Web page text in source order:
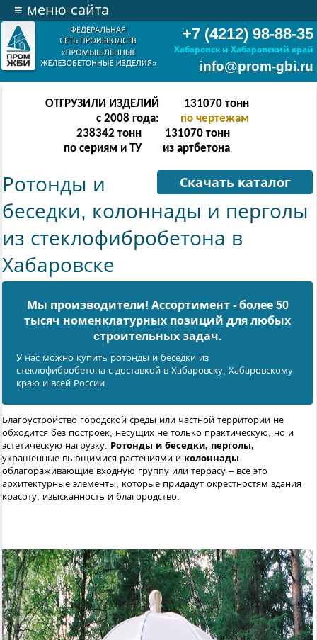
+7 (4212) 98-88-35
Хабаровск и Хабаровский край
info@prom-gbi.ru
≡ меню сайта
ОТГРУЗИЛИ ИЗДЕЛИЙ
с 2008 года:
262142тонн
по чертежам
238342 тонн
по сериям и ТУ
262142 тонн
из артбетона
Скачать каталог
Ротонды и
беседки, колоннады и перголы
из стеклофибробетона в
Хабаровске
Мы производители! Ассортимент - более 50
тысяч номенклатурных позиций для любых
cтроительных задач.
У нас можно купить ротонды и беседки из
стеклофибробетона с доставкой в Хабаровску, Хабаровскому
краю и всей России
Благоустройство городской среды или частной территории не
обходится без построек, несущих не только практическую, но и
эстетическую нагрузку. Ротонды и беседки, перголы,
украшенные вьющимися растениями и колоннады
облагораживающие входную группу или террасу – все это
архитектурные элементы, которые придадут окрестностям здания
красоту, изысканность и благородство.